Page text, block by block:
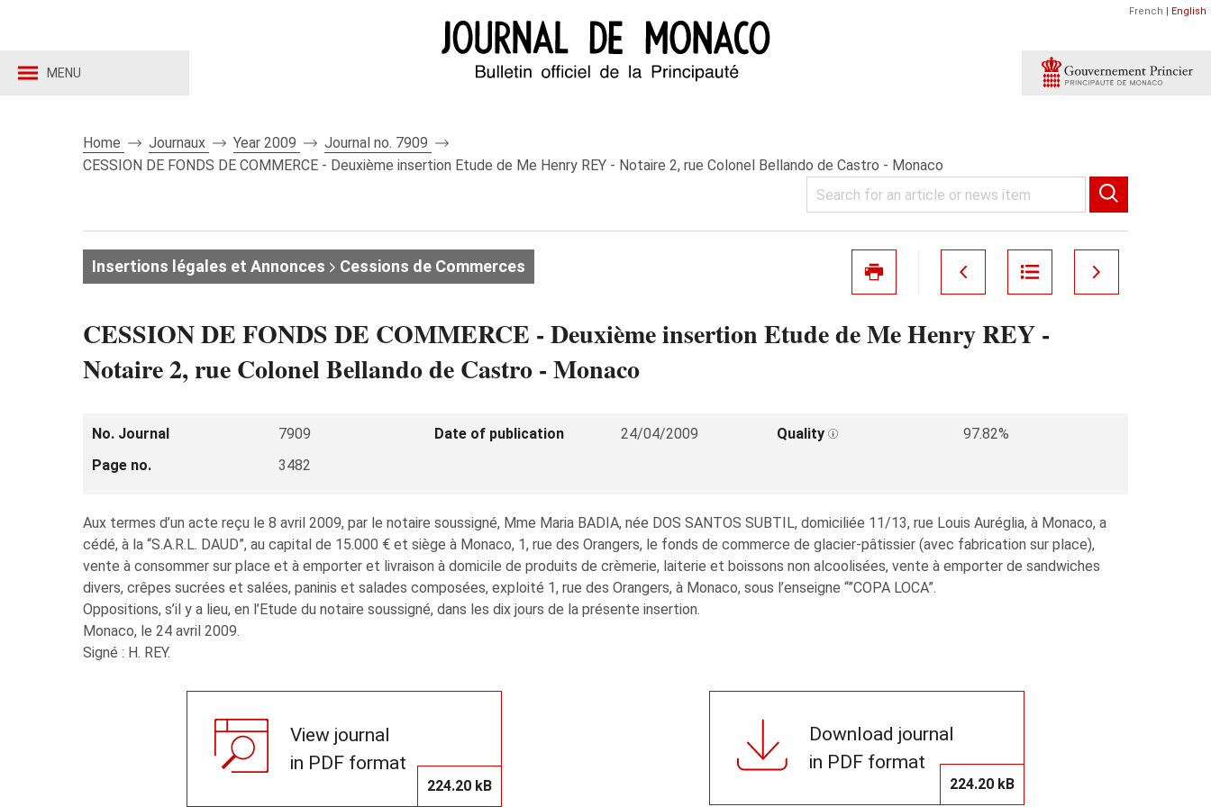
MENU
French | English
Home Journaux Year 2009
Journal no. 7909
CESSION DE FONDS DE COMMERCE - Deuxième insertion Etude de Me Henry REY - Notaire 2, rue Colonel Bellando de Castro - Monaco
Insertions légales et Annonces Cessions de Commerces
CESSION DE FONDS DE COMMERCE - Deuxième insertion Etude de Me Henry REY -
Notaire 2, rue Colonel Bellando de Castro - Monaco
No. Journal 7909 Date of publication 24/04/2009 Quality
97.82%
Page no.
3482
Aux termes d’un acte reçu le 8 avril 2009, par le notaire soussigné, Mme Maria BADIA, née DOS SANTOS SUBTIL, domiciliée 11/13, rue Louis Auréglia, à Monaco, a
cédé, à la “S.A.R.L. DAUD”, au capital de 15.000 € et siège à Monaco, 1, rue des Orangers, le fonds de commerce de glacier-pâtissier (avec fabrication sur place),
vente à consommer sur place et à emporter et livraison à domicile de produits de crèmerie, laiterie et boissons non alcoolisées, vente à emporter de sandwiches
divers, crêpes sucrées et salées, paninis et salades composées, exploité 1, rue des Orangers, à Monaco, sous l’enseigne “”COPA LOCA”.
Oppositions, s’il y a lieu, en l’Etude du no­taire soussigné, dans les dix jours de la présente insertion.
Monaco, le 24 avril 2009.
Signé : H. REY.
View journal
in PDF format
224.20 kB
Download journal
in PDF format
224.20 kB